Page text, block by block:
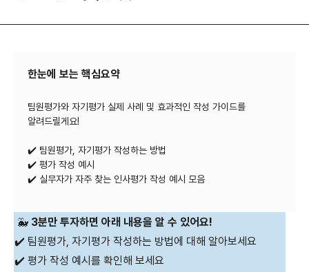
한눈에 보는 핵심요약
팀원평가와 자기평가 실제 사례 및 효과적인 작성 가이드를
알려드릴게요!
✔️ 팀원평가, 자기평가 작성하는 방법
✔️ 평가 작성 예시
✔️ 실무자가 자주 찾는 인사평가 작성 예시 모음
🐳 3분만 투자하면 아래 내용을 알 수 있어요!
✔️ 팀원평가, 자기평가 작성하는 방법에 대해 알아보세요
✔️ 평가 작성 예시를 확인해 보세요